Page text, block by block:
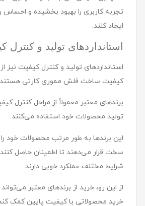
تجربه کاربری را بهبود بخشیده و
ایجاد کنند.
استانداردهای تولید و کنترل
استانداردهای تولید و کنترل کیفیت نیز
کیفیت ساخت فلش مموری کارتی
برندهای معتبر معمولاً از مراحل کنترل
تولید محصولات خود استفاده می‌کنند.
این برندها به طور مرتب محصولات خود
سخت قرار می‌دهند تا اطمینان حاصل
شرایط مختلف عملکرد خوبی دارند.
از این رو، خرید از برندهای معتبر
خرید محصولاتی با کیفیت پایین کمک